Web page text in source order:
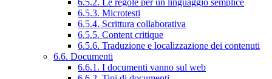
6.5.2. Le regole per un linguaggio semplice
6.5.3. Microtesti
6.5.4. Scrittura collaborativa
6.5.5. Content critique
6.5.6. Traduzione e localizzazione dei contenuti
6.6. Documenti
6.6.1. I documenti vanno sul web